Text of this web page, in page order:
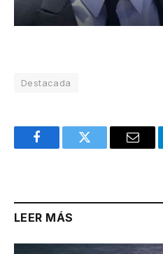
Destacada
FacebookTwitter Email
LEER MÁS